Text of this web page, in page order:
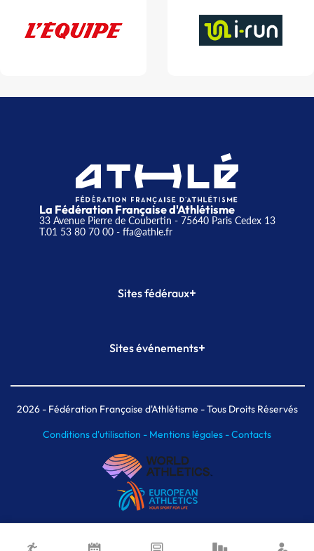
La Fédération Française d'Athlétisme
33 Avenue Pierre de Coubertin - 75640 Paris Cedex 13
T.01 53 80 70 00- ffa@athle.fr
Sites fédéraux+
Plateforme Formation
Sites événements+
Meeting de Paris indoor
MAIF Ekiden de Paris
2026- Fédération Française d'Athlétisme - Tous Droits Réservés
Conditions d'utilisation - Mentions légales -Contacts